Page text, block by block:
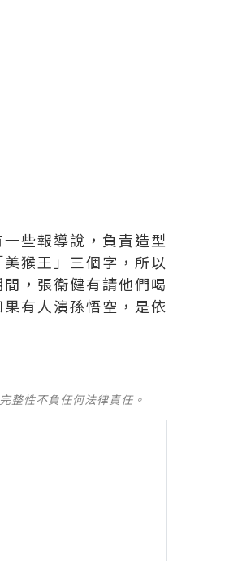
些報導說，負責造型
猴王」三個字，所以
，張衞健有請他們喝
有人演孫悟空，是依
整性不負任何法律責任。